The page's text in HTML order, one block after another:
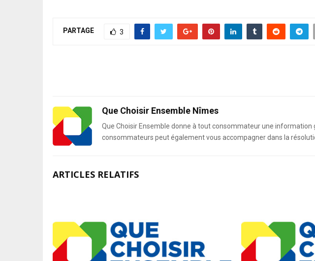
PARTAGE 3
Que Choisir Ensemble Nîmes
Que Choisir Ensemble donne à tout consommateur une
consommateurs peut également vous accompagner dans la
ARTICLES RELATIFS